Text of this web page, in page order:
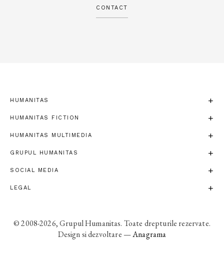
CONTACT
HUMANITAS
HUMANITAS FICTION
HUMANITAS MULTIMEDIA
GRUPUL HUMANITAS
SOCIAL MEDIA
LEGAL
© 2008-2026, Grupul Humanitas. Toate drepturile rezervate.
Design si dezvoltare —Anagrama